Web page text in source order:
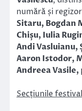
numără și
Sitaru, Bogdan
Chișu, Iulia
Andi Vasluianu,
Aaron Istodor,
Andreea Vasile,
Secțiunile